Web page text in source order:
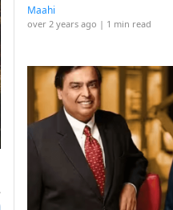
Maahi
over 2 years ago | 1 min read